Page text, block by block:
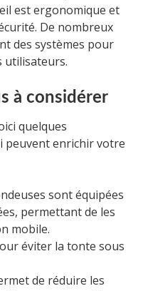
est ergonomique et
De nombreux
des systèmes pour
utilisateurs.
à considérer
quelques
peuvent enrichir votre
sont équipées
permettant de les
mobile.
éviter la tonte sous
de réduire les